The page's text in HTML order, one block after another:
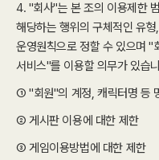
4. "회사"는 본 조의 이용제한
해당하는 행위의 구체적인 유
운영원칙으로 정할 수 있으며 "
서비스"를 이용할 의무가 있습
① "회원"의 계정, 캐릭터명 등
② 게시판 이용에 대한 제한
③ 게임이용방법에 대한 제한